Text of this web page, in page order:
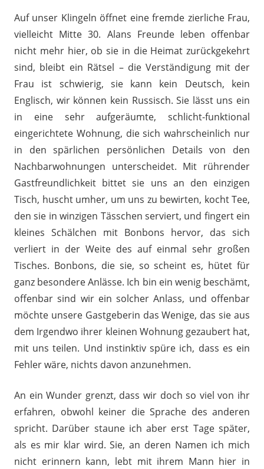
Auf unser Klingeln öffnet eine fremde zierliche Frau,
vielleicht Mitte 30. Alans Freunde leben offenbar
nicht mehr hier, ob sie in die Heimat zurückgekehrt
sind, bleibt ein Rätsel – die Verständigung mit der
Frau ist schwierig, sie kann kein Deutsch, kein
Englisch, wir können kein Russisch. Sie lässt uns ein
in eine sehr aufgeräumte, schlicht-funktional
eingerichtete Wohnung, die sich wahrscheinlich nur
in den spärlichen persönlichen Details von den
Nachbarwohnungen unterscheidet. Mit rührender
Gastfreundlichkeit bittet sie uns an den einzigen
Tisch, huscht umher, um uns zu bewirten, kocht Tee,
den sie in winzigen Tässchen serviert, und fingert ein
kleines Schälchen mit Bonbons hervor, das sich
verliert in der Weite des auf einmal sehr großen
Tisches. Bonbons, die sie, so scheint es, hütet für
ganz besondere Anlässe. Ich bin ein wenig beschämt,
offenbar sind wir ein solcher Anlass, und offenbar
möchte unsere Gastgeberin das Wenige, das sie aus
dem Irgendwo ihrer kleinen Wohnung gezaubert hat,
mit uns teilen. Und instinktiv spüre ich, dass es ein
Fehler wäre, nichts davon anzunehmen.
An ein Wunder grenzt, dass wir doch so viel von ihr
erfahren, obwohl keiner die Sprache des anderen
spricht. Darüber staune ich aber erst Tage später,
als es mir klar wird. Sie, an deren Namen ich mich
nicht erinnern kann, lebt mit ihrem Mann hier in